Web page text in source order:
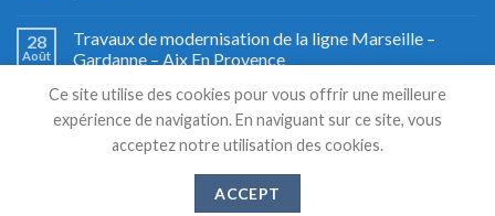
28
Août
Travaux de modernisation de la ligne Marseille –
Gardanne – Aix En Provence
Fête du train à Miramas, le grand retour
Copyright 2026 © TSM TRANSPORTS
Ce site utilise des cookies pour vous offrir une meilleure
expérience de navigation. En naviguant sur ce site, vous
acceptez notre utilisation des cookies.
ACCEPT